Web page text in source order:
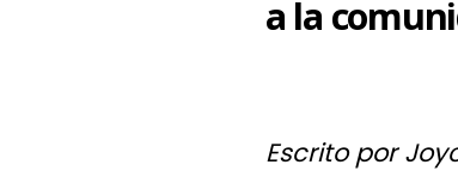
a la
Escrito por